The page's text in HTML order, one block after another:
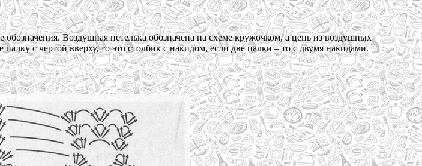
Воздушная петелька обозначена на схеме кружочком, а цепь из воздушных
с чертой вверху, то это столбик с накидом, если две палки – то с двумя накидами.